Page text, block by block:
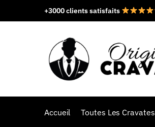
+3000 clients satisfaits
Accueil Toutes Les Cravates